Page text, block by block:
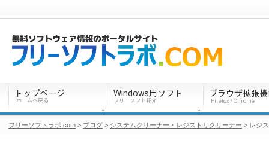
フリーソフトラボ.com > ブログ > システムクリーナー・レジストリクリーナー > レジ